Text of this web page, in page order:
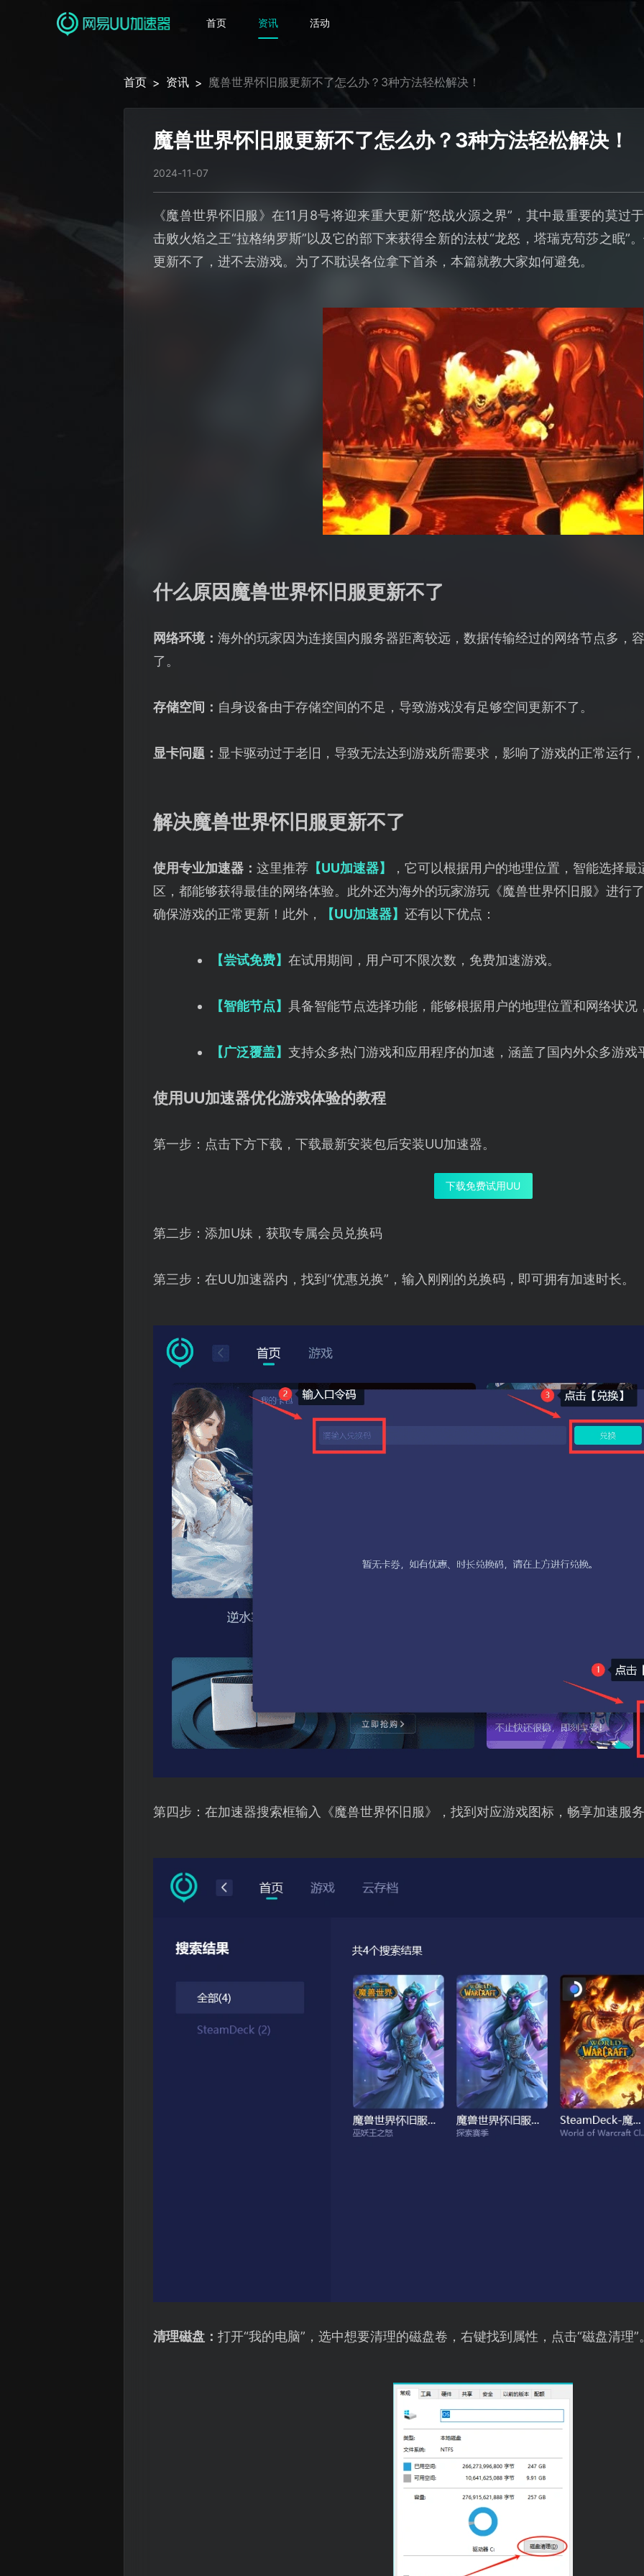
首页 资讯 活动
首页 > 资讯 > 魔兽世界怀旧服更新不了怎么办？3种方法轻松解决！
魔兽世界怀旧服更新不了怎么办？3种方法轻松解决！
2024-11-07
《魔兽世界怀旧服》在11月8号将迎来重大更新“怒战火源之界”，其中最重要的莫过
击败火焰之王“拉格纳罗斯”以及它的部下来获得全新的法杖“龙怒，塔瑞克苟莎之眠”
更新不了，进不去游戏。为了不耽误各位拿下首杀，本篇就教大家如何避免。
什么原因魔兽世界怀旧服更新不了
网络环境： 海外的玩家因为连接国内服务器距离较远，数据传输经过的网络节点多，
了。
存储空间： 自身设备由于存储空间的不足，导致游戏没有足够空间更新不了。
显卡问题： 显卡驱动过于老旧，导致无法达到游戏所需要求，影响了游戏的正常运行
解决魔兽世界怀旧服更新不了
使用专业加速器： 这里推荐 【UU加速器】
，它可以根据用户的地理位置，智能选择
区，都能够获得最佳的网络体验。此外还为海外的玩家游玩《魔兽世界怀旧服》进行
确保游戏的正常更新！此外，
【UU加速器】 还有以下优点：
【尝试免费】 在试用期间，用户可不限次数，免费加速游戏。
【智能节点】 具备智能节点选择功能，能够根据用户的地理位置和网络状
【广泛覆盖】 支持众多热门游戏和应用程序的加速，涵盖了国内外众多游戏
使用UU加速器优化游戏体验的教程
第一步：点击下方下载，下载最新安装包后安装UU加速器。
下载免费试用UU
第二步：添加U妹，获取专属会员兑换码
第三步：在UU加速器内，找到“优惠兑换”，输入刚刚的兑换码，即可拥有加速时长。
第四步：在加速器搜索框输入《魔兽世界怀旧服》，找到对应游戏图标，畅享加速服
清理磁盘： 打开“我的电脑”，选中想要清理的磁盘卷，右键找到属性，点击“磁盘清理”